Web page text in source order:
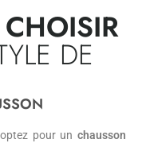
DE
pour un chausson